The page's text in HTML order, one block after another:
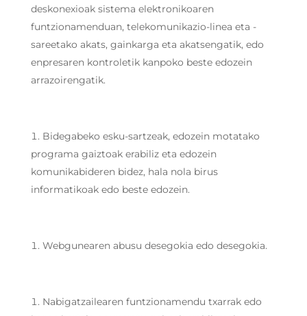
deskonexioak sistema elektronikoaren
funtzionamenduan, telekomunikazio-linea eta -
sareetako akats, gainkarga eta akatsengatik, edo
enpresaren kontroletik kanpoko beste edozein
arrazoirengatik.
Bidegabeko esku-sartzeak, edozein motatako
programa gaiztoak erabiliz eta edozein
komunikabideren bidez, hala nola birus
informatikoak edo beste edozein.
Webgunearen abusu desegokia edo desegokia.
Nabigatzailearen funtzionamendu txarrak edo